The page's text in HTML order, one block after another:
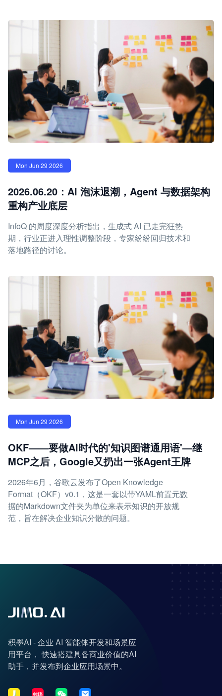
Mon Jun 29 2026
2026.06.20：AI 泡沫退潮，Agent 与数据架构
重构产业底层
InfoQ 的周度深度分析指出，生成式 AI 已走完狂热
期，行业正进入理性调整阶段，专家纷纷回归技术和
落地路径的讨论。
Mon Jun 29 2026
OKF——要做AI时代的'知识图谱通用语'—继
MCP之后，Google又扔出一张Agent王牌
2026年6月，谷歌云发布了Open Knowledge
Format（OKF）v0.1，这是一套以带YAML前置元数
据的Markdown文件夹为单位来表示知识的开放规
范，旨在解决企业知识分散的问题。
积墨AI - 企业 AI 智能体开发和场景应
用平台， 快速搭建具备商业价值的AI
助手，并发布到企业应用场景中。